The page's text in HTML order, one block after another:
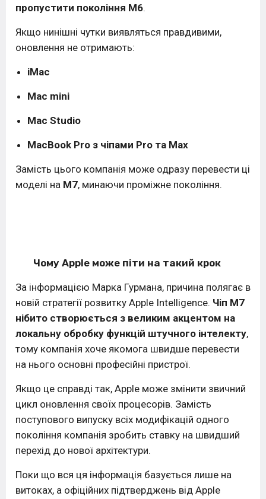
пропустити покоління M6.
Якщо нинішні чутки виявляться правдивими,
оновлення не отримають:
iMac
Mac mini
Mac Studio
MacBook Pro з чіпами Pro та Max
Замість цього компанія може одразу перевести ці
моделі на M7, минаючи проміжне покоління.
Чому Apple може піти на такий крок
За інформацією Марка Гурмана, причина полягає в
новій стратегії розвитку Apple Intelligence. Чіп M7
нібито створюється з великим акцентом на
локальну обробку функцій штучного інтелекту,
тому компанія хоче якомога швидше перевести
на нього основні професійні пристрої.
Якщо це справді так, Apple може змінити звичний
цикл оновлення своїх процесорів. Замість
поступового випуску всіх модифікацій одного
покоління компанія зробить ставку на швидший
перехід до нової архітектури.
Поки що вся ця інформація базується лише на
витоках, а офіційних підтверджень від Apple